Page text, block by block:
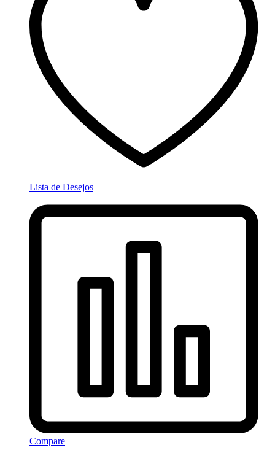
Lista de Desejos
Compare